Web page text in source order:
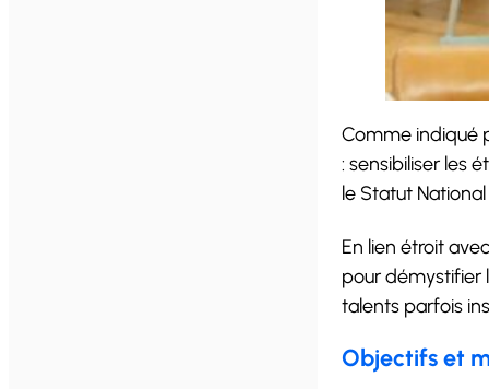
Comme indiqué
: sensibiliser les
le Statut
En lien étroit
pour démystifier
talents parfois
Objectifs et